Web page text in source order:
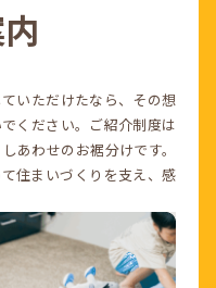
いただけたなら、その想
ください。ご紹介制度は
あわせのお裾分けです。
住まいづくりを支え、感